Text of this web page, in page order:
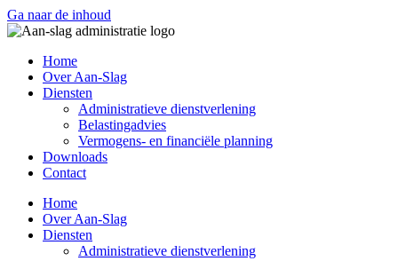
Ga naar de inhoud
Home
Over Aan-Slag
Diensten
Administratieve dienstverlening
Belastingadvies
Vermogens- en financiële planning
Downloads
Contact
Home
Over Aan-Slag
Diensten
Administratieve dienstverlening